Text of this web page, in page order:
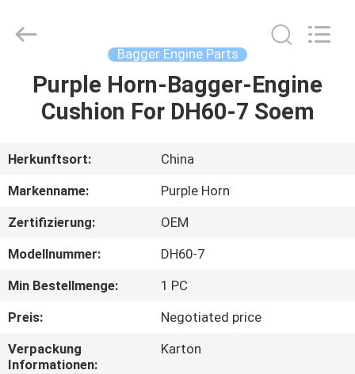
HAUS
ÜBER
UNS
FABRIK-
AUSFLUG
QUALITÄTSKONTROLLE
Commerce
Bagger Engine Parts
Purple Horn-Bagger-Engine
Cushion For DH60-7 Soem
Herkunftsort:
China
Markenname:
Purple Horn
Zertifizierung:
OEM
Modellnummer:
DH60-7
Min Bestellmenge:
1 PC
Preis:
Negotiated price
Verpackung
Informationen:
Karton